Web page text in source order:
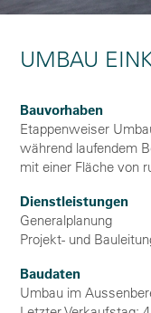
UMBAU
Bauvorhaben
Etappenweiser
während laufendem
mit einer Fläche von
Dienstleistungen
Generalplanung
Projekt- und
Baudaten
Umbau im